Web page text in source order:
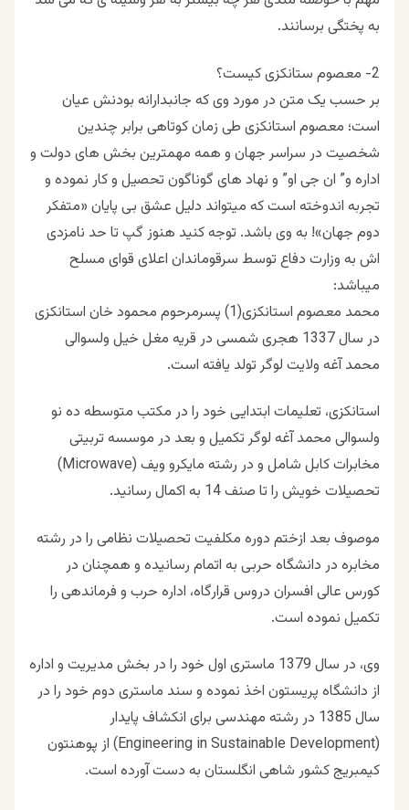
به پختگی برسانند.
2- معصوم ستانکزی کیست؟
بر حسب یک متن در مورد وی که جانبدارانه بودنش عیان
است؛ معصوم استانکزی طی زمان کوتاهی برابر چندین
شخصیت در سراسر جهان و همه مهمترین بخش های دولت و
اداره و” ان جی او” و نهاد های گوناگون تحصیل و کار نموده و
تجربه اندوخته است که میتواند دلیل عشق بی پایان «متفکر
دوم جهان»! به وی باشد. توجه کنید هنوز گپ تا حد نامزدی
اش به وزارت دفاع توسط سرقوماندان اعلای قوای مسلح
میباشد:
محمد معصوم استانکزی(1) پسرمرحوم محمود خان استانکزی
در سال 1337 هجری شمسی در قریه مغل خیل ولسوالی
محمد آغه ولایت لوگر تولد یافته است.
استانکزى، تعلیمات ابتدایی خود را در مکتب متوسطه ده نو
ولسوالی محمد آغه لوگر تکمیل و بعد در موسسه تربیتی
مخابرات کابل شامل و در رشته مایکرو ویف (Microwave)
تحصیلات خویش را تا صنف 14 به اکمال رسانید.
موصوف بعد ازختم دوره مکلفیت تحصیلات نظامی را در رشته
مخابره در دانشگاه حربی به اتمام رسانیده و همچنان در
کورس عالی افسران دروس قرارگاه، اداره حرب و فرماندهی را
تکمیل نموده است.
وى، در سال 1379 ماستری اول خود را در بخش مدیریت و اداره
از دانشگاه پریستون اخذ نموده و سند ماستری دوم خود را در
سال 1385 در رشته مهندسی برای انکشاف پایدار
(Engineering in Sustainable Development) از پوهنتون
کیمبریج کشور شاهی انگلستان به دست آورده است.